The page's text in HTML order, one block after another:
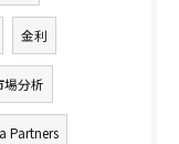
金利
場分析
Partners